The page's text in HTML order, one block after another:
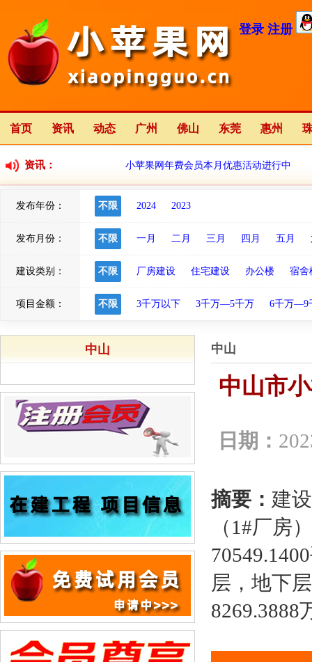
登录 注册
首页 资讯 动态 广州 佛山 东莞 惠州
资讯： 小苹果网年费会员本月优惠活动进行中
小苹果网全新改版中
发布年份： 不限 2024 2023
发布月份： 不限 一月 二月 三月 四月 五月
建设类别： 不限 厂房建设 住宅建设 办公楼 宿舍
项目金额： 不限 3千万以下 3千万—5千万 6千万—9
中山 中山
中山市
日期：
摘要： 建
（1#厂房
层，地下
8269.3888